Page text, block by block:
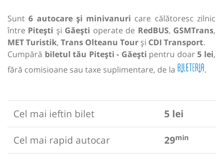
Sunt6 autocare și minivanuri care călătoresc zilnic
între Pitești și Găești operate de RedBUS, GSMTrans,
MET Turistik, Trans Olteanu Tour și CDI Transport.
Cumpără biletul tău Pitești - Găești pentru doar5 lei,
fără comisioane sau taxe suplimentare, de la
.
Cel mai ieftin bilet
5 lei
Cel mai rapid autocar
29min